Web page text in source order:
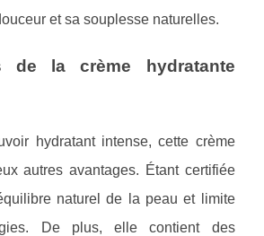
et sa souplesse naturelles.
de la crème hydratante
hydratant intense, cette crème
autres avantages. Étant certifiée
naturel de la peau et limite
De plus, elle contient des